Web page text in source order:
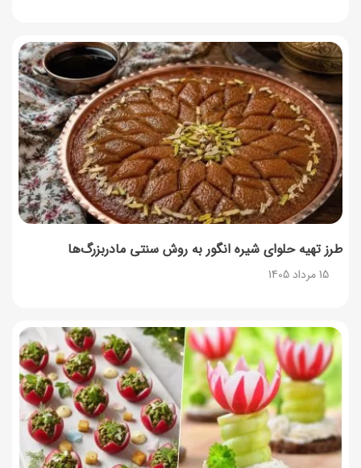
طرز تهیه حلوای شیره انگور به روش سنتی مادربزرگ‌ها
15 مرداد 1405
۳۵ لیست غذاهای جدید و متفاوت؛ برای ناهار و مهمانی
14 مرداد 1405
طرز تهیه پش ملبا (پیچ ملبا)؛ دسر کلاسیک هلو و بستنی
13 مرداد 1405